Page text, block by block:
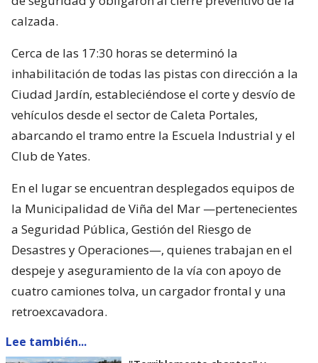
calzada.
Cerca de las 17:30 horas se determinó la
inhabilitación de todas las pistas con dirección a la
Ciudad Jardín, estableciéndose el corte y desvío de
vehículos desde el sector de Caleta Portales,
abarcando el tramo entre la Escuela Industrial y el
Club de Yates.
En el lugar se encuentran desplegados equipos de
la Municipalidad de Viña del Mar —pertenecientes
a Seguridad Pública, Gestión del Riesgo de
Desastres y Operaciones—, quienes trabajan en el
despeje y aseguramiento de la vía con apoyo de
cuatro camiones tolva, un cargador frontal y una
retroexcavadora.
Lee también...